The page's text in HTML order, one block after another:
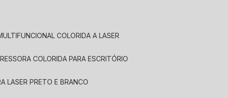
COLORIDA A LASER
COLORIDA PARA ESCRITÓRIO
LASER PRETO E BRANCO